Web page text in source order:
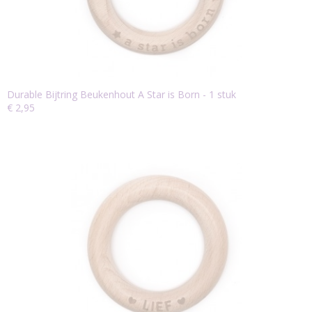
Durable Bijtring Beukenhout A Star is Born - 1 stuk
€ 2,95